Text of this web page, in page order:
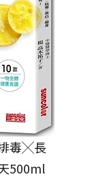
毒╳長
500ml